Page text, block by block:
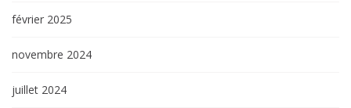
février 2025
novembre 2024
juillet 2024